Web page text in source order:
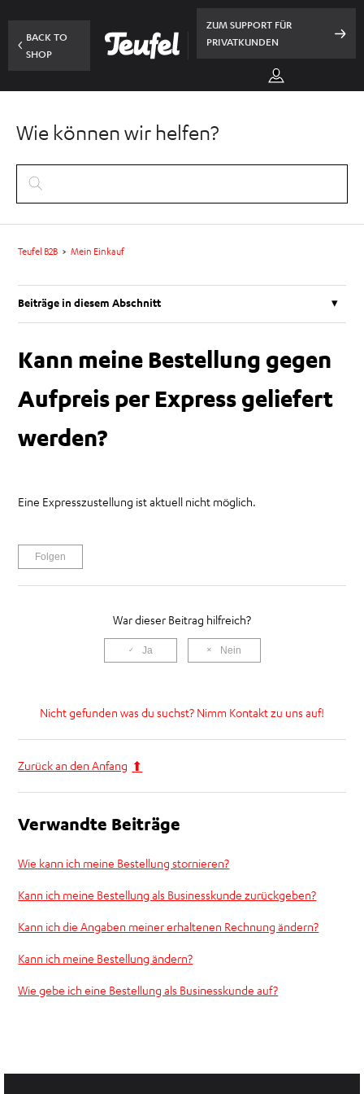
BACK TO
SHOP
ZUM SUPPORT FÜR
PRIVATKUNDEN
Wie können wir helfen?
Teufel B2B Mein Einkauf
Beiträge in diesem Abschnitt
werden?
Wie kann ich meine Bestellung stornieren?
Kann meine Bestellung gegen
Aufpreis per Express geliefert
werden?
Eine Expresszustellung ist aktuell nicht möglich.
Folgen
War dieser Beitrag hilfreich?
Ja Nein
Nicht gefunden was du suchst? Nimm Kontakt zu uns auf!
Zurück an den Anfang
Verwandte Beiträge
Wie kann ich meine Bestellung stornieren?
Kann ich meine Bestellung als Businesskunde zurückgeben?
Kann ich die Angaben meiner erhaltenen Rechnung ändern?
Kann ich meine Bestellung ändern?
Wie gebe ich eine Bestellung als Businesskunde auf?